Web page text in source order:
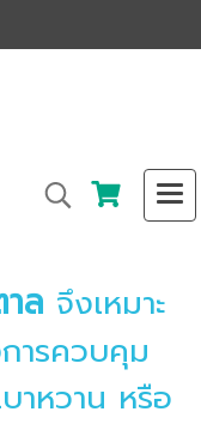
ล จึงเหมาะ
ารควบคุม
าหวาน หรือ